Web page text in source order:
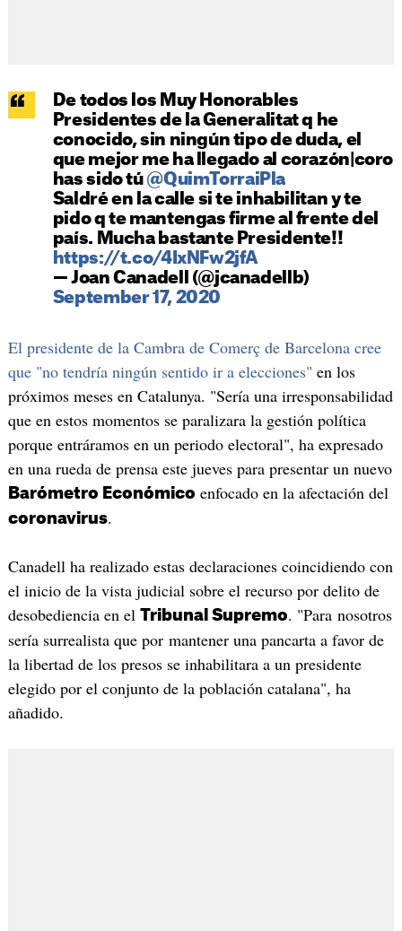
De todos los Muy Honorables
Presidentes de la Generalitat q he
conocido, sin ningún tipo de duda, el
que mejor me ha llegado al corazón|coro
has sido tú @QuimTorraiPla
Saldré en la calle si te inhabilitan y te
pido q te mantengas firme al frente del
país. Mucha bastante Presidente!!
https://t.co/4IxNFw2jfA
— Joan Canadell (@jcanadellb)
September 17, 2020
El presidente de la Cambra de Comerç de Barcelona cree
que "no tendría ningún sentido ir a elecciones" en los
próximos meses en Catalunya. "Sería una irresponsabilidad
que en estos momentos se paralizara la gestión política
porque entráramos en un periodo electoral", ha expresado
en una rueda de prensa este jueves para presentar un nuevo
Barómetro Económico enfocado en la afectación del
coronavirus.
Canadell ha realizado estas declaraciones coincidiendo con
el inicio de la vista judicial sobre el recurso por delito de
desobediencia en el Tribunal Supremo. "Para nosotros
sería surrealista que por mantener una pancarta a favor de
la libertad de los presos se inhabilitara a un presidente
elegido por el conjunto de la población catalana", ha
añadido.